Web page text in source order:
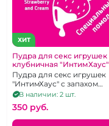
ХИТ
Пудра для секс игрушек
клубничная "ИнтимХаус"
Пудра для секс игрушек
"ИнтимХаус" с запахом
клубники со сливками
В наличии: 2 шт.
350 pуб.